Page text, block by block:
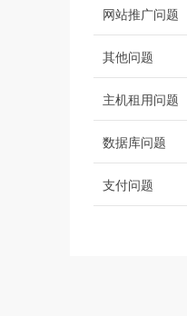
网站推广问题
其他问题
主机租用问题
数据库问题
支付问题